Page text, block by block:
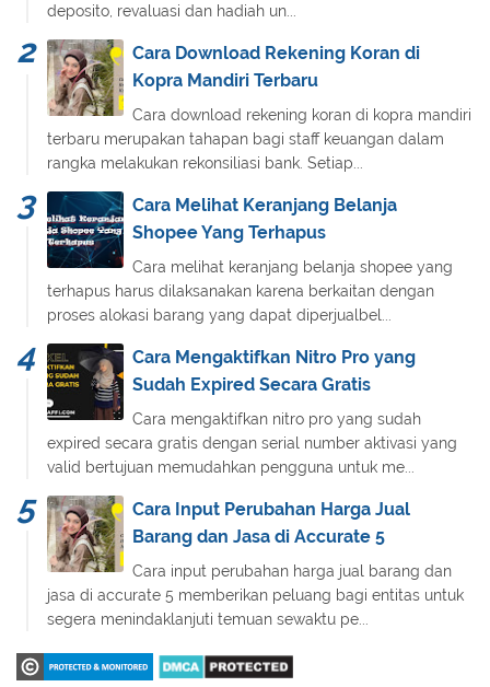
deposito, revaluasi dan hadiah un...
Cara Download Rekening Koran di
Kopra Mandiri Terbaru
Cara download rekening koran di kopra mandiri
terbaru merupakan tahapan bagi staff keuangan dalam
rangka melakukan rekonsiliasi bank. Setiap...
Cara Melihat Keranjang Belanja
Shopee Yang Terhapus
Cara melihat keranjang belanja shopee yang
terhapus harus dilaksanakan karena berkaitan dengan
proses alokasi barang yang dapat diperjualbel...
Cara Mengaktifkan Nitro Pro yang
Sudah Expired Secara Gratis
Cara mengaktifkan nitro pro yang sudah
expired secara gratis dengan serial number aktivasi yang
valid bertujuan memudahkan pengguna untuk me...
Cara Input Perubahan Harga Jual
Barang dan Jasa di Accurate 5
Cara input perubahan harga jual barang dan
jasa di accurate 5 memberikan peluang bagi entitas untuk
segera menindaklanjuti temuan sewaktu pe...